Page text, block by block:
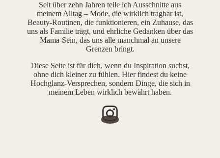
Seit über zehn Jahren teile ich Ausschnitte aus
meinem Alltag – Mode, die wirklich tragbar ist,
Beauty-Routinen, die funktionieren, ein Zuhause, das
uns als Familie trägt, und ehrliche Gedanken über das
Mama-Sein, das uns alle manchmal an unsere
Grenzen bringt.
Diese Seite ist für dich, wenn du Inspiration suchst,
ohne dich kleiner zu fühlen. Hier findest du keine
Hochglanz-Versprechen, sondern Dinge, die sich in
meinem Leben wirklich bewährt haben.